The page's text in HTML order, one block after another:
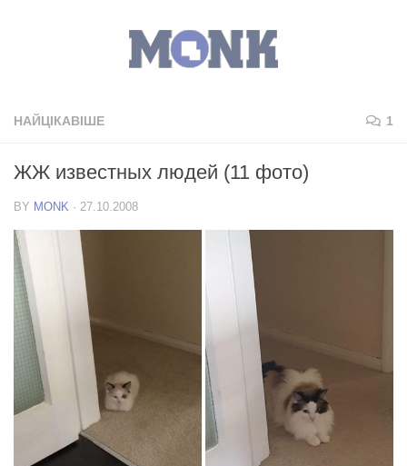
НАЙЦІКАВІШЕ 1
ЖЖ известных людей (11 фото)
BY MONK · 27.10.2008